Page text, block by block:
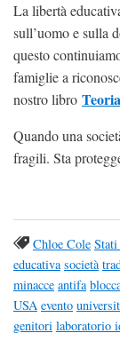
La libertà
sull’uomo e sulla
questo
famiglie a
nostro libro
Quando una
fragili. Sta
Chloe Cole
educativa società
minacce antifa
USA evento
genitori laboratorio